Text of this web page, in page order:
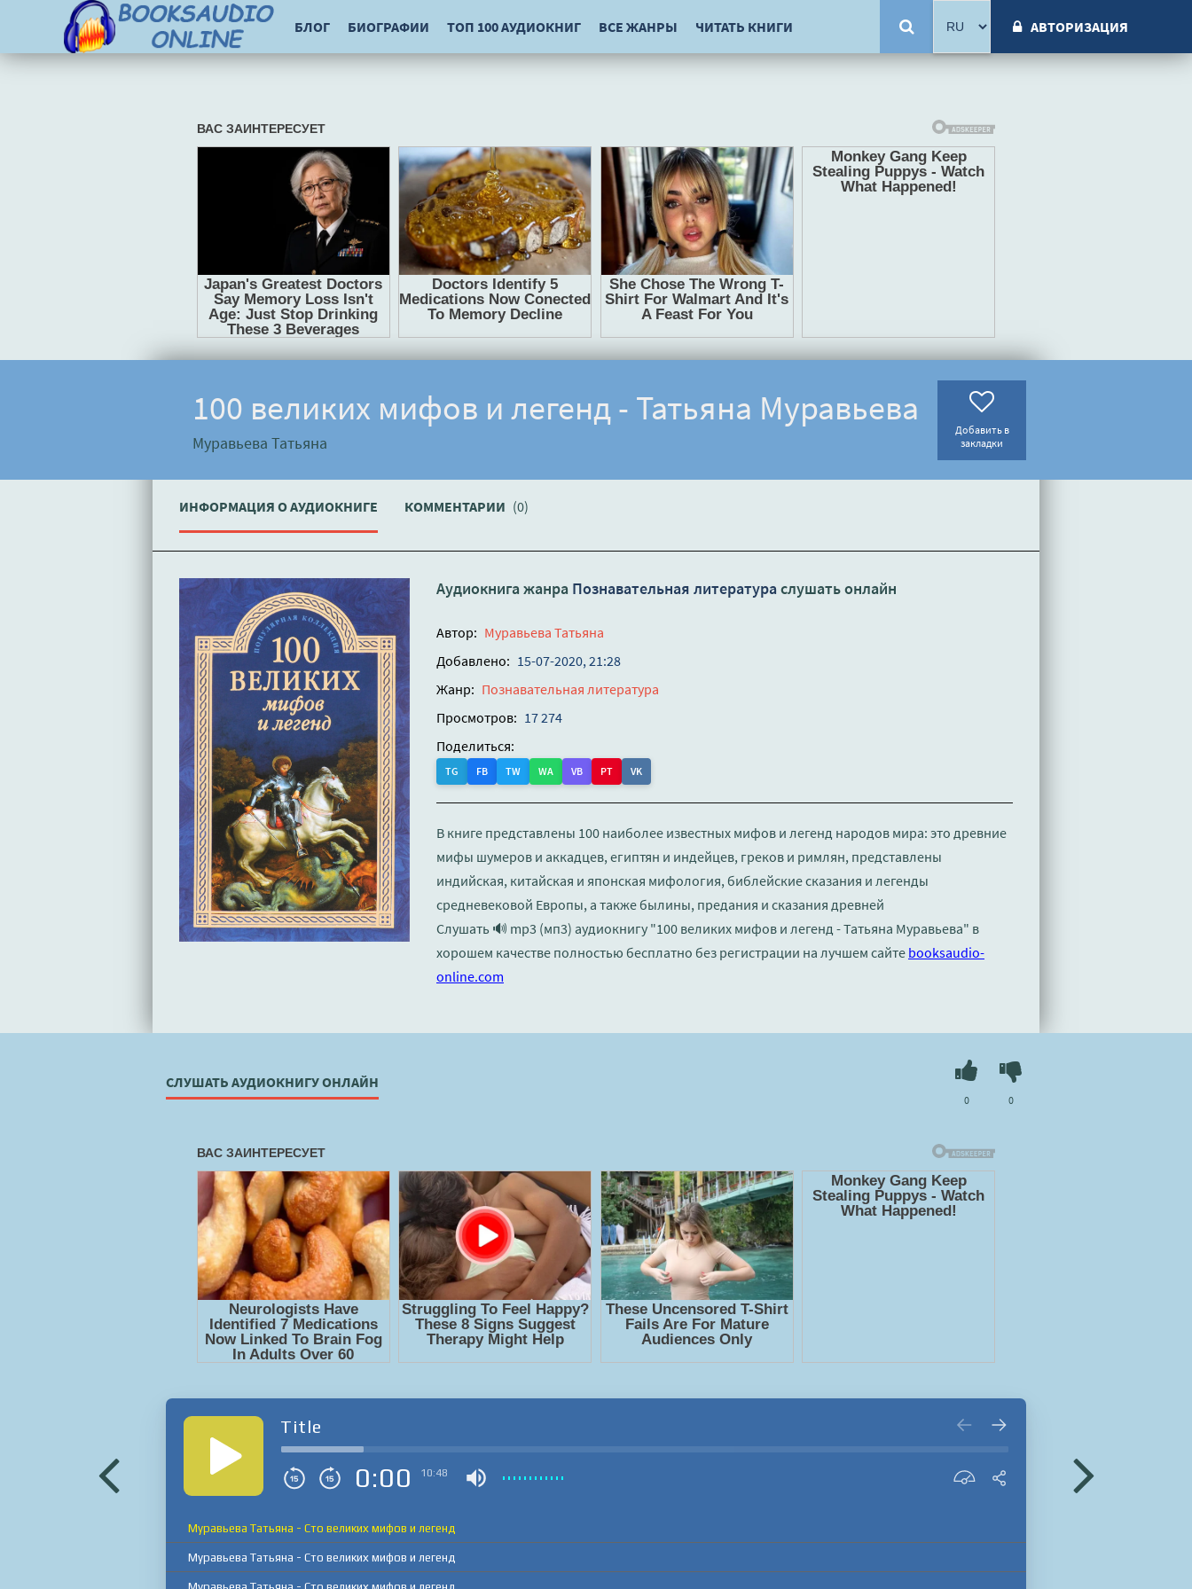
БЛОГ БИОГРАФИИ ТОП 100 АУДИОКНИГ ВСЕ ЖАНРЫ ЧИТАТЬ КНИГИ АВТОРИЗАЦИЯ
100 великих мифов и легенд - Татьяна Муравьева
Муравьева Татьяна
Добавить в
закладки
ИНФОРМАЦИЯ О АУДИОКНИГЕ КОММЕНТАРИИ (0)
Аудиокнига жанра Познавательная литератураслушать онлайн
Автор: Муравьева Татьяна
Добавлено: 15-07-2020, 21:28
Жанр: Познавательная литература
Просмотров: 17 274
Поделиться:
TG FB TW WA VB PT VK
В книге представлены 100 наиболее известных мифов и легенд народов мира: это древние
мифы шумеров и аккадцев, египтян и индейцев, греков и римлян, представлены
индийская, китайская и японская мифология, библейские сказания и легенды
средневековой Европы, а также былины, предания и сказания древней
Слушать 🔊 mp3 (мп3) аудиокнигу "100 великих мифов и легенд - Татьяна Муравьева" в
хорошем качестве полностью бесплатно без регистрации на лучшем сайте booksaudio-
online.com
СЛУШАТЬ АУДИОКНИГУ ОНЛАЙН
0 0
Title
0:00 10:48
Муравьева Татьяна - Сто великих мифов и легенд
Муравьева Татьяна - Сто великих мифов и легенд
Муравьева Татьяна - Сто великих мифов и легенд